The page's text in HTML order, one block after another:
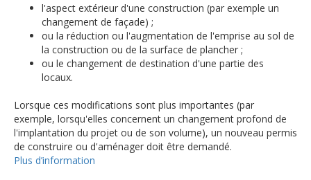
l'aspect extérieur d'une construction (par exemple un
changement de façade) ;
ou la réduction ou l'augmentation de l'emprise au sol de
la construction ou de la surface de plancher ;
ou le changement de destination d'une partie des
locaux.
Lorsque ces modifications sont plus importantes (par
exemple, lorsqu'elles concernent un changement profond de
l'implantation du projet ou de son volume), un nouveau permis
de construire ou d'aménager doit être demandé.
Plus d’information